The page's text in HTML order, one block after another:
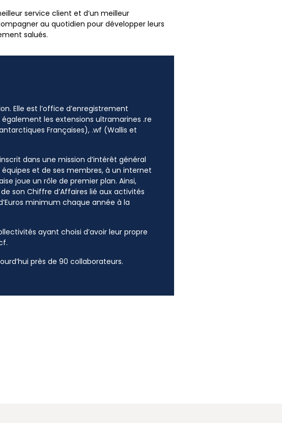
service client et d’un meilleur
au quotidien pour développer leurs
salués.
Elle est l’office d’enregistrement
les extensions ultramarines .re
Françaises), .wf (Wallis et
dans une mission d’intérêt général
et de ses membres, à un internet
joue un rôle de premier plan. Ainsi,
son Chiffre d’Affaires lié aux activités
minimum chaque année à la
ayant choisi d’avoir leur propre
près de 90 collaborateurs.